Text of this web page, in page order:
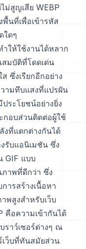
ม่สูญเสีย WEBP
พื้นที่เพื่อเข้ารหัส
ใดๆ
ให้ใช้งานได้หลาก
มบัติที่โดดเด่น
ซึ่งเรียกอีกอย่าง
ามทึบแสงที่แปรผัน
ระโยชน์อย่างยิ่ง
กอบส่วนติดต่อผู้ใช้
งที่แตกต่างกันได้
รับแอนิเมชัน ซึ่ง
GIF แบบ
าพที่ดีกว่า ซึ่ง
ารสร้างเนื้อหา
พสูงสำหรับเว็บ
คือความเข้ากันได้
ราว์เซอร์ต่างๆ ณ
เว็บที่ทันสมัยส่วน